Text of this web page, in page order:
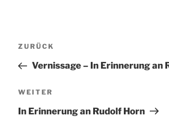
Beitragsnavigation
Vorheriger
Beitrag
ZURÜCK
Vernissage – In Erinnerung an
Nächster
Beitrag
WEITER
In Erinnerung an Rudolf Horn